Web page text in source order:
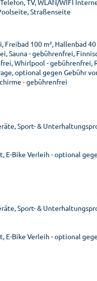
TV, WLAN/WIFI
Straßenseite
100 m², Hallenbad
- gebührenfrei,
Whirlpool - gebührenfrei,
optional gegen Gebühr
- gebührenfrei
Sport- &
E-Bike Verleih - optional
Sport- &
E-Bike Verleih - optional